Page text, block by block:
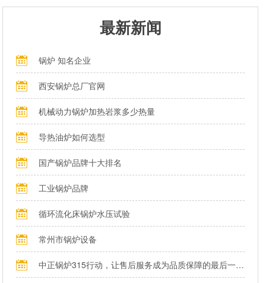
最新新闻
锅炉 知名企业
西安锅炉总厂官网
机械动力锅炉加热岩浆多少热量
导热油炉如何选型
国产锅炉品牌十大排名
工业锅炉品牌
循环流化床锅炉水压试验
常州市锅炉设备
中正锅炉315行动，让售后服务成为品质保障的最后一公里